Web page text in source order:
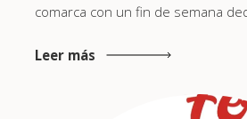
comarca con un fin de semana
Leer más